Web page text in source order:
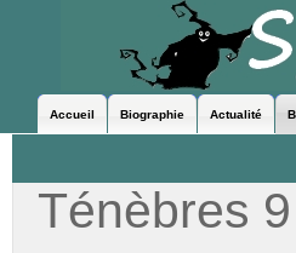
Accueil Biographie Actualité
Ténèbres 9